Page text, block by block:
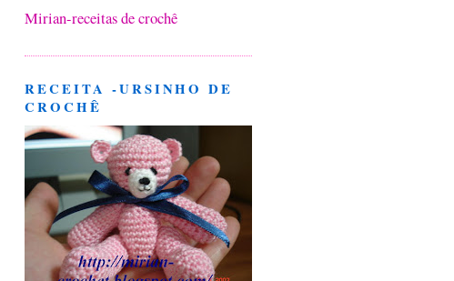
Mirian-receitas de crochê
RECEITA -URSINHO DE
CROCHÊ